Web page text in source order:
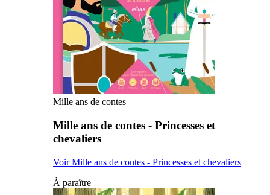
Mille ans de contes
Mille ans de contes - Princesses et
chevaliers
Voir Mille ans de contes - Princesses et chevaliers
À paraître